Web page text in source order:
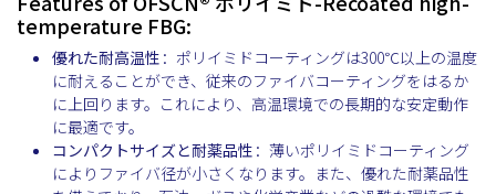
temperature FBG:
優れた耐高温性 ：ポリイミドコーティングは300℃以上の温度
に耐えることができ、従来のファイバコーティングをはるか
に上回ります。これにより、高温環境での長期的な安定動作
に最適です。
コンパクトサイズと耐薬品性 ：薄いポリイミドコーティング
によりファイバ径が小さくなります。また、優れた耐薬品性